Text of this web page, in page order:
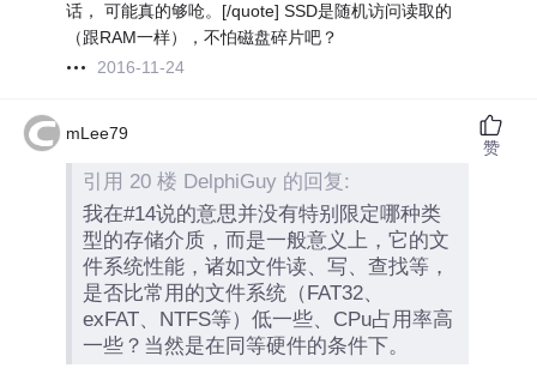
话， 可能真的够呛。[/quote] SSD是随机访问读取的
（跟RAM一样），不怕磁盘碎片吧？
2016-11-24
mLee79
引用 20 楼 DelphiGuy 的回复:
我在#14说的意思并没有特别限定哪种类
型的存储介质，而是一般意义上，它的文
件系统性能，诸如文件读、写、查找等，
是否比常用的文件系统（FAT32、
exFAT、NTFS等）低一些、CPu占用率高
一些？当然是在同等硬件的条件下。
赞